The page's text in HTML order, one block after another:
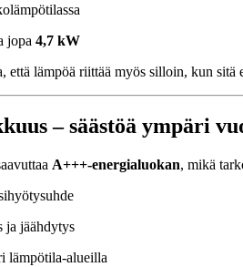
jopa 4,7 kW
että lämpöä riittää myös silloin, kun
– säästöä ympäri
A+++-energialuokan, mikä
ja jäähdytys
lämpötila-alueilla